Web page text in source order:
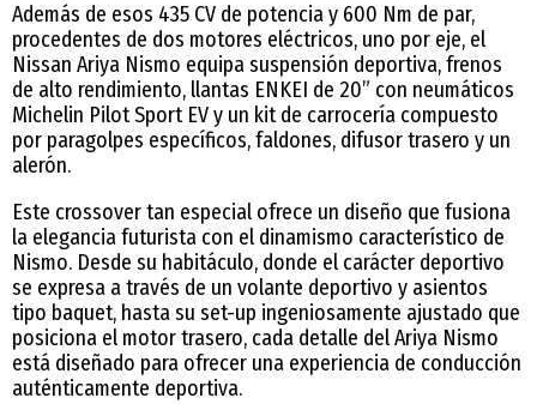
Además de esos 435 CV de potencia y 600 Nm de par,
procedentes de dos motores eléctricos, uno por eje, el
Nissan Ariya Nismo equipa suspensión deportiva, frenos
de alto rendimiento, llantas ENKEI de 20” con neumáticos
Michelin Pilot Sport EV y un kit de carrocería compuesto
por paragolpes específicos, faldones, difusor trasero y un
alerón.
Este crossover tan especial ofrece un diseño que fusiona
la elegancia futurista con el dinamismo característico de
Nismo. Desde su habitáculo, donde el carácter deportivo
se expresa a través de un volante deportivo y asientos
tipo baquet, hasta su set-up ingeniosamente ajustado que
posiciona el motor trasero, cada detalle del Ariya Nismo
está diseñado para ofrecer una experiencia de conducción
auténticamente deportiva.